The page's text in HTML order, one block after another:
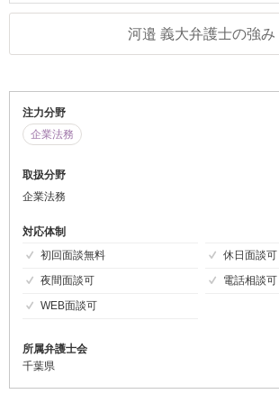
河邉 義大弁護士の強み
注力分野
企業法務
取扱分野
企業法務
対応体制
初回面談無料
休日面談可
夜間面談可
電話相談可
WEB面談可
所属弁護士会
千葉県